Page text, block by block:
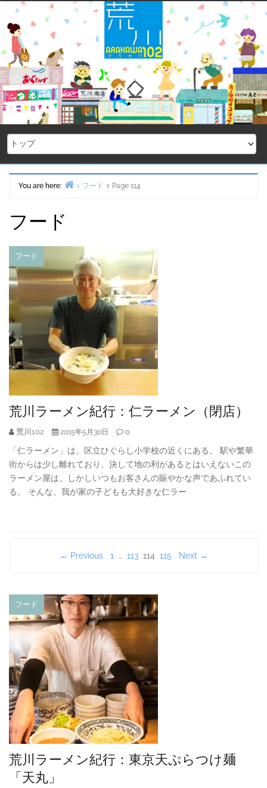
Skip
content
You are here:
フード Page 114
フード
フード
荒川ラーメン紀行：仁ラーメン（閉店）
荒川102 2015年5月30日 0
「仁ラーメン」は、区立ひぐらし小学校の近くにある。 駅や繁華
街からは少し離れており、決して地の利があるとはいえないこの
ラーメン屋は、しかしいつもお客さんの賑やかな声であふれてい
る。 そんな、我が家の子どもも大好きな仁ラー
の
ペ
ー
ジ
送
り
← Previous 1 … 113 114 115 Next →
フード
荒川ラーメン紀行：東京天ぷらつけ麺
「天丸」